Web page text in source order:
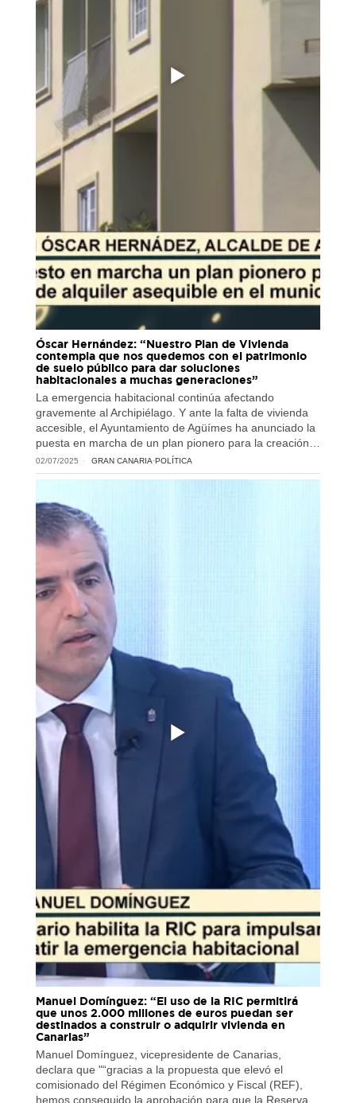
Óscar Hernández: “Nuestro Plan de Vivienda
contempla que nos quedemos con el patrimonio
de suelo público para dar soluciones
habitacionales a muchas generaciones”
La emergencia habitacional continúa afectando
gravemente al Archipiélago. Y ante la falta de vivienda
accesible, el Ayuntamiento de Agüímes ha anunciado la
puesta en marcha de un plan pionero para la creación…
02/07/2025 GRAN CANARIA·POLÍTICA
Manuel Domínguez: “El uso de la RIC permitirá
que unos 2.000 millones de euros puedan ser
destinados a construir o adquirir vivienda en
Canarias”
Manuel Domínguez, vicepresidente de Canarias,
declara que "“gracias a la propuesta que elevó el
comisionado del Régimen Económico y Fiscal (REF),
hemos conseguido la aprobación para que la Reserva